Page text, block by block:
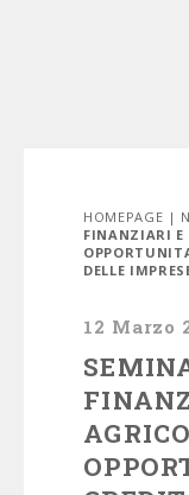
HOMEPAGE |
FINANZIARI E
DELLE
12 Marzo